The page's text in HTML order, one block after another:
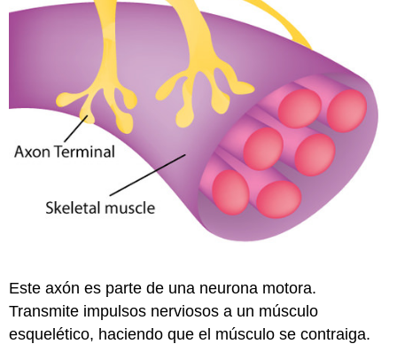
Este axón es parte de una neurona motora.
Transmite impulsos nerviosos a un músculo
esquelético, haciendo que el músculo se contraiga.